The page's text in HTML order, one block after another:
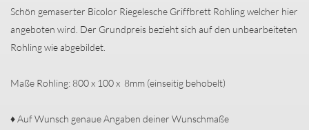
Schön gemaserter Bicolor Riegelesche Griffbrett Rohling welcher hier
angeboten wird. Der Grundpreis bezieht sich auf den unbearbeiteten
Rohling wie abgebildet.
Maße Rohling: 800 x 100 x 8mm (einseitig behobelt)
♦ Auf Wunsch genaue Angaben deiner Wunschmaße